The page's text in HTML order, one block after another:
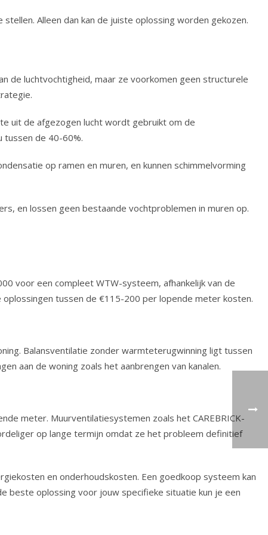
Alleen dan kan de juiste oplossing worden gekozen.
de luchtvochtigheid, maar ze voorkomen geen structurele
uit de afgezogen lucht wordt gebruikt om de
tussen de 40-60%.
op ramen en muren, en kunnen schimmelvorming
en lossen geen bestaande vochtproblemen in muren op.
voor een compleet WTW-systeem, afhankelijk van de
tussen de €115-200 per lopende meter kosten.
Balansventilatie zonder warmteterugwinning ligt tussen
aan de woning zoals het aanbrengen van kanalen.
meter. Muurventilatiesystemen zoals het CAREBRICK-
op lange termijn omdat ze het probleem definitief
en onderhoudskosten. Een goedkoop systeem kan
beste oplossing voor jouw specifieke situatie kun je een